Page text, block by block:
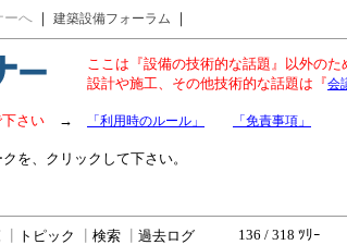
ーへ ｜ 建築設備フォーラム ｜
ここは『設備の技術的な話題』以外のた
設計や施工、その他技術的な話題は『会
さい → 「利用時のルール」 「免責事項」
を、クリックして下さい。
トピック 検索 過去ログ 136 / 318 ﾂﾘｰ